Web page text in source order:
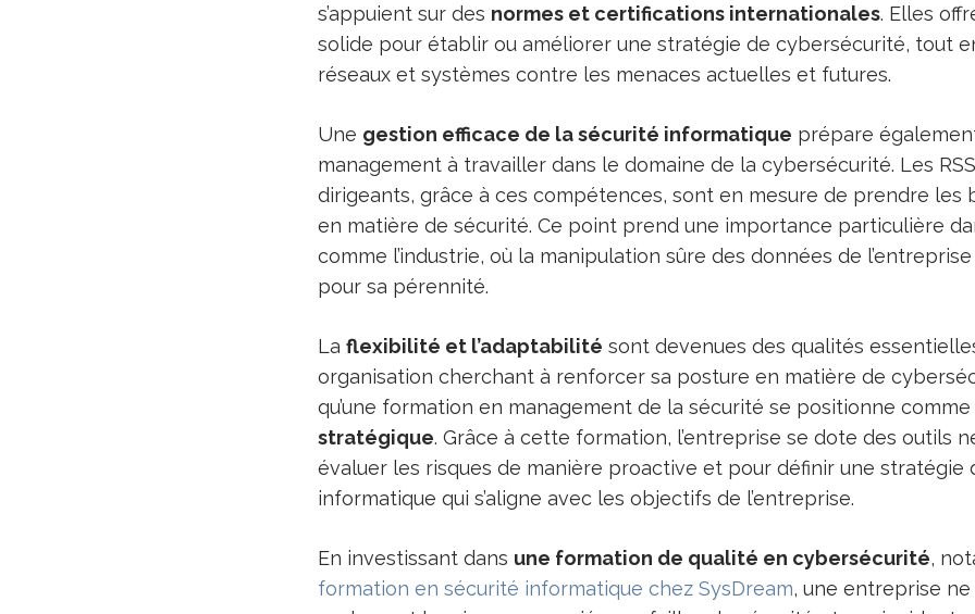
s’appuient sur des normes et certifications internationales. Elles
solide pour établir ou améliorer une stratégie de cybersécurité, tout
réseaux et systèmes contre les menaces actuelles et futures.
Une gestion efficace de la sécurité informatique prépare
management à travailler dans le domaine de la cybersécurité. Les
dirigeants, grâce à ces compétences, sont en mesure de prendre les
en matière de sécurité. Ce point prend une importance particulière
comme l’industrie, où la manipulation sûre des données de
pour sa pérennité.
La flexibilité et l’adaptabilité sont devenues des qualités
organisation cherchant à renforcer sa posture en matière de
qu’une formation en management de la sécurité se positionne
stratégique. Grâce à cette formation, l’entreprise se dote des outils
évaluer les risques de manière proactive et pour définir une stratégie
informatique qui s’aligne avec les objectifs de l’entreprise.
En investissant dans une formation de qualité en cybersécurité,
formation en sécurité informatique chez SysDream, une entreprise